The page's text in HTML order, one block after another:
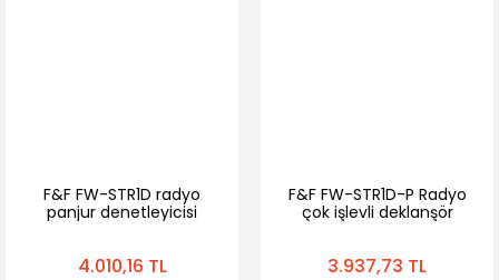
F&F FW-STR1D radyo
panjur denetleyicisi
4.010,16 TL
F&F FW-STR1D-P Radyo
çok işlevli deklanşör
3.937,73 TL